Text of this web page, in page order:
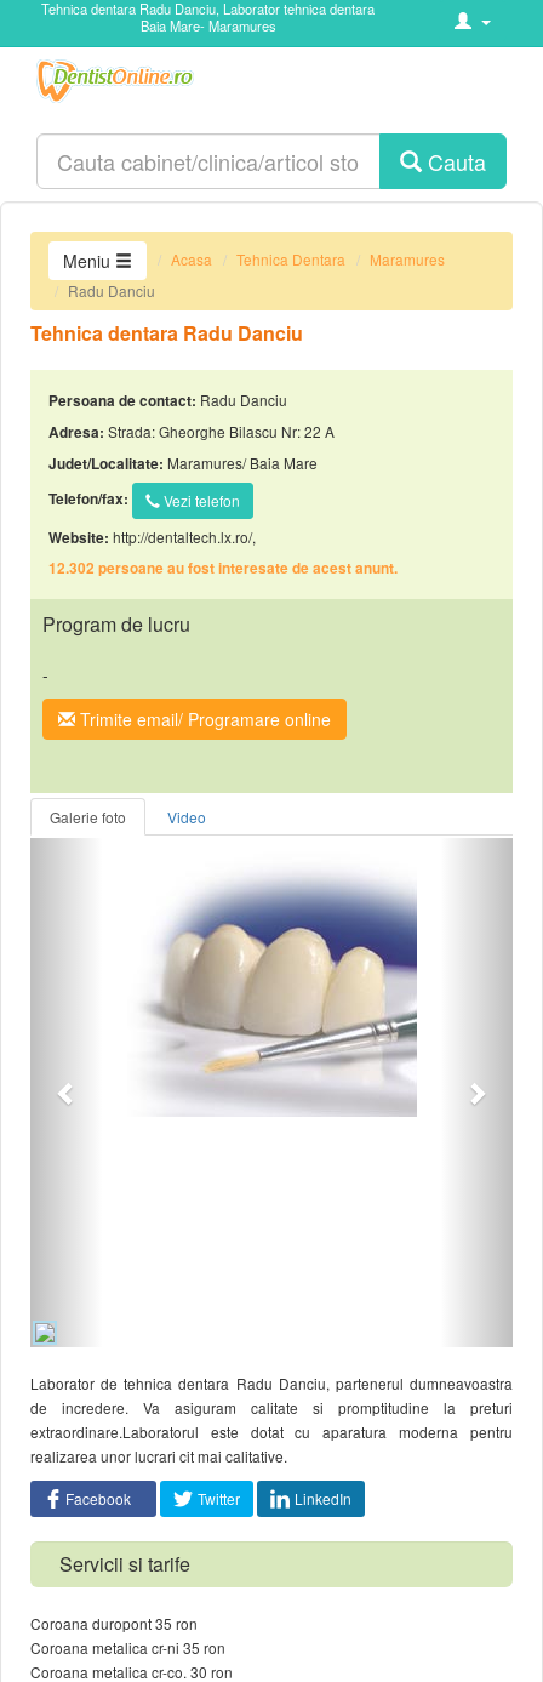
Tehnica dentara Radu Danciu, Laborator tehnica dentara
Baia Mare- Maramures
Cauta
Meniu Acasa Tehnica Dentara
Maramures
Radu Danciu
Tehnica dentara Radu Danciu
Persoana de contact: Radu Danciu
Adresa: Strada: Gheorghe Bilascu Nr: 22 A
Judet/Localitate: Maramures/ Baia Mare
Telefon/fax:
Vezi telefon
Website: http://dentaltech.lx.ro/,
12.302 persoane au fost interesate de acest anunt.
Program de lucru
-
Trimite email/ Programare online
Galerie foto Video
Laborator de tehnica dentara Radu Danciu, partenerul dumneavoastra
de incredere. Va asiguram calitate si promptitudine la preturi
extraordinare.Laboratorul este dotat cu aparatura moderna pentru
realizarea unor lucrari cit mai calitative.
Facebook Twitter LinkedIn
Servicii si tarife
Coroana duropont 35 ron
Coroana metalica cr-ni 35 ron
Coroana metalica cr-co. 30 ron